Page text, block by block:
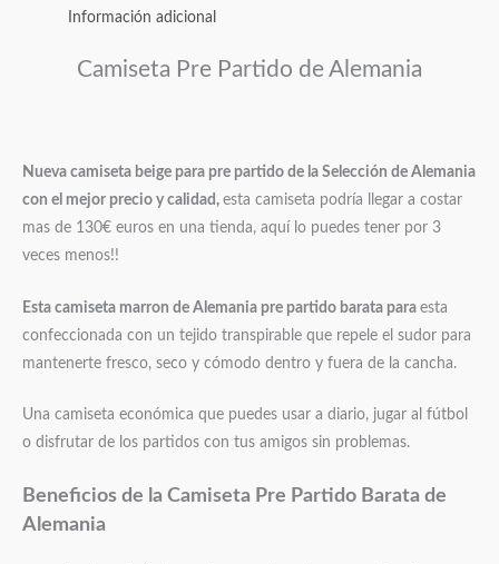
Información adicional
Camiseta Pre Partido de Alemania
Nueva camiseta beige para pre partido de la Selección de Alemania
con el mejor precio y calidad, esta camiseta podría llegar a costar
mas de 130€ euros en una tienda, aquí lo puedes tener por 3
veces menos!!
Esta camiseta marron de Alemania pre partido barata para esta
confeccionada con un tejido transpirable que repele el sudor para
mantenerte fresco, seco y cómodo dentro y fuera de la cancha.
Una camiseta económica que puedes usar a diario, jugar al fútbol
o disfrutar de los partidos con tus amigos sin problemas.
Beneficios de la Camiseta Pre Partido Barata de
Alemania